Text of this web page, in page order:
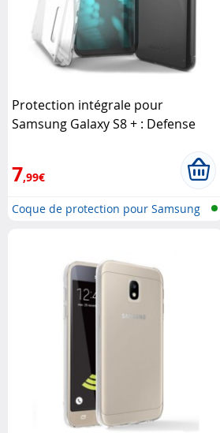
Protection intégrale pour
Samsung Galaxy S8 + : Defense
7,99€
Coque de protection pour Samsung